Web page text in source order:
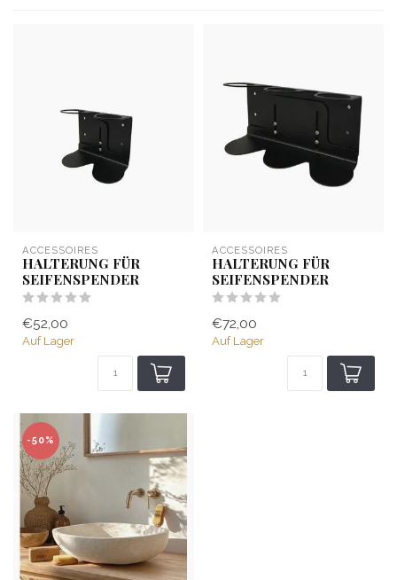
ACCESSOIRES
HALTERUNG FÜR
SEIFENSPENDER
€52,00
Auf Lager
ACCESSOIRES
HALTERUNG FÜR
SEIFENSPENDER
€72,00
Auf Lager
-50%